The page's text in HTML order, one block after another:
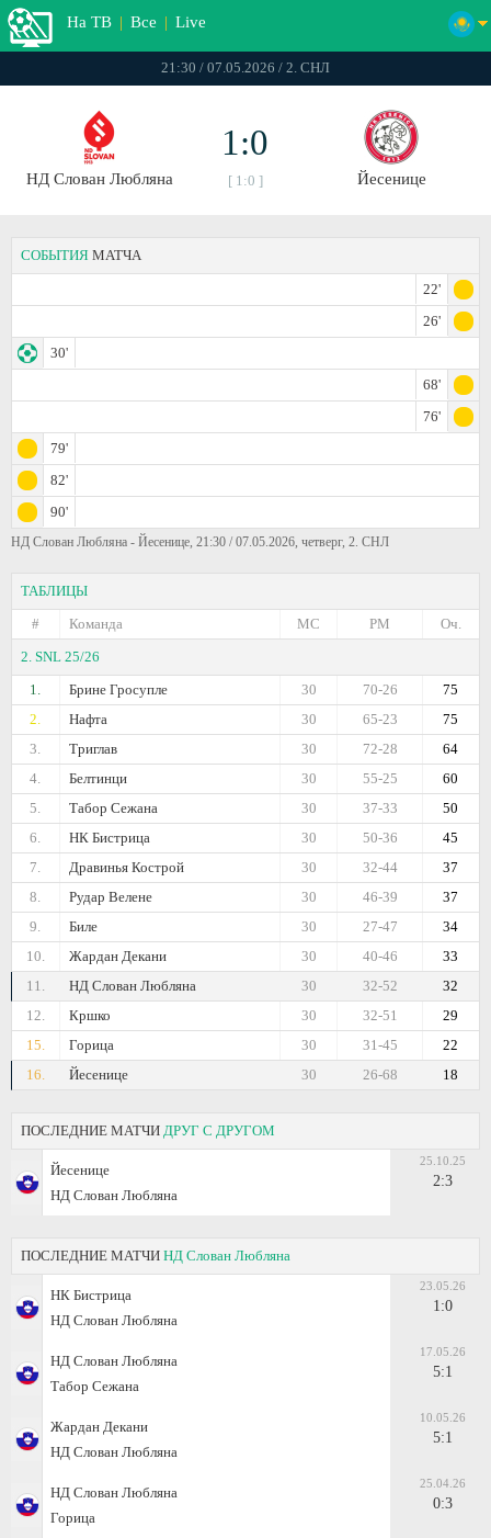
На ТВ | Все | Live
21:30 / 07.05.2026 / 2. СНЛ
НД Слован Любляна
1:0
[ 1:0 ] Йесенице
СОБЫТИЯ МАТЧА
22'
26'
30'
68'
76'
79'
82'
90'
НД Слован Любляна - Йесенице, 21:30 / 07.05.2026, четверг, 2. СНЛ
ТАБЛИЦЫ
#
Команда Оч.
РМ
МС
2. SNL 25/26
1.
Брине Гросупле 75
70-26
30
2.
Нафта 75
65-23
30
3.
Триглав 64
72-28
30
4.
Белтинци 60
55-25
30
5.
Табор Сежана 50
37-33
30
6.
НК Бистрица 45
50-36
30
7.
Дравинья Кострой 37
32-44
30
8.
Рудар Велене 37
46-39
30
9.
Биле 34
27-47
30
10.
Жардан Декани 33
40-46
30
11.
НД Слован Любляна 32
32-52
30
12.
Кршко 29
32-51
30
15.
Горица 22
31-45
30
16.
Йесенице 18
26-68
30
ПОСЛЕДНИЕ МАТЧИ ДРУГ С ДРУГОМ
Йесенице
НД Слован Любляна
25.10.25
2:3
ПОСЛЕДНИЕ МАТЧИ НД Слован Любляна
НК Бистрица
НД Слован Любляна
23.05.26
1:0
НД Слован Любляна
Табор Сежана
17.05.26
5:1
Жардан Декани
НД Слован Любляна
10.05.26
5:1
НД Слован Любляна
Горица
25.04.26
0:3